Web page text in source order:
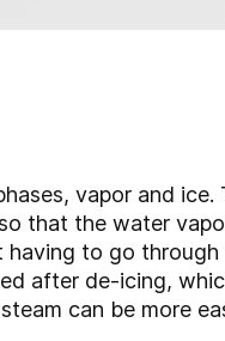
vapor and ice.
that the water
to go through
after de-icing,
can be more